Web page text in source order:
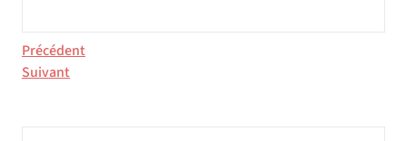
Navigation
de
Article
précédent
Précédent
Article
Suivant